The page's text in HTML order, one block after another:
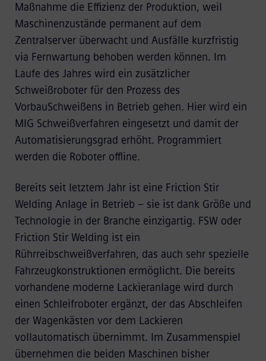
Maßnahme die Effizienz der Produktion, weil
Maschinenzustände permanent auf dem
Zentralserver überwacht und Ausfälle kurzfristig
via Fernwartung behoben werden können. Im
Laufe des Jahres wird ein zusätzlicher
Schweißroboter für den Prozess des
VorbauSchweißens in Betrieb gehen. Hier wird ein
MIG Schweißverfahren eingesetzt und damit der
Automatisierungsgrad erhöht. Programmiert
werden die Roboter offline.
Bereits seit letztem Jahr ist eine Friction Stir
Welding Anlage in Betrieb – sie ist dank Größe und
Technologie in der Branche einzigartig. FSW oder
Friction Stir Welding ist ein
Rührreibschweißverfahren, das auch sehr spezielle
Fahrzeugkonstruktionen ermöglicht. Die bereits
vorhandene moderne Lackieranlage wird durch
einen Schleifroboter ergänzt, der das Abschleifen
der Wagenkästen vor dem Lackieren
vollautomatisch übernimmt. Im Zusammenspiel
übernehmen die beiden Maschinen bisher